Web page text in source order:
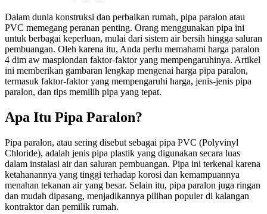
Dalam dunia konstruksi dan perbaikan rumah, pipa paralon atau
PVC memegang peranan penting. Orang menggunakan pipa ini
untuk berbagai keperluan, mulai dari sistem air bersih hingga saluran
pembuangan. Oleh karena itu, Anda perlu memahami harga paralon
4 dim aw maspiondan faktor-faktor yang mempengaruhinya. Artikel
ini memberikan gambaran lengkap mengenai harga pipa paralon,
termasuk faktor-faktor yang mempengaruhi harga, jenis-jenis pipa
paralon, dan tips memilih pipa yang tepat.
Apa Itu Pipa Paralon?
Pipa paralon, atau sering disebut sebagai pipa PVC (Polyvinyl
Chloride), adalah jenis pipa plastik yang digunakan secara luas
dalam instalasi air dan saluran pembuangan. Pipa ini terkenal karena
ketahanannya yang tinggi terhadap korosi dan kemampuannya
menahan tekanan air yang besar. Selain itu, pipa paralon juga ringan
dan mudah dipasang, menjadikannya pilihan populer di kalangan
kontraktor dan pemilik rumah.